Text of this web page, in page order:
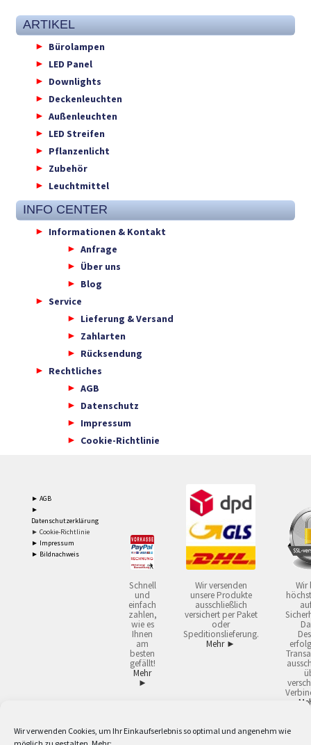
Wir verwenden Cookies, um Ihr Einkaufserlebnis so optimal und angenehm wie
ARTIKEL
Bürolampen
LED Panel
Downlights
Deckenleuchten
Außenleuchten
LED Streifen
Pflanzenlicht
Zubehör
Leuchtmittel
INFO CENTER
Informationen & Kontakt
Anfrage
Über uns
Blog
Service
Lieferung & Versand
Zahlarten
Rücksendung
Rechtliches
AGB
Datenschutz
Impressum
Cookie-Richtlinie
► AGB
►
Datenschutzerklärung
► Cookie-Richtlinie
► Impressum
► Bildnachweis
Schnell
und
einfach
zahlen,
wie es
Ihnen
am
besten
gefällt!
Mehr
►
Wir versenden
unsere Produkte
ausschließlich
versichert per Paket
oder
Speditionslieferung.
Mehr ►
Wir
Lieferzeiten gelten mit Express-24.